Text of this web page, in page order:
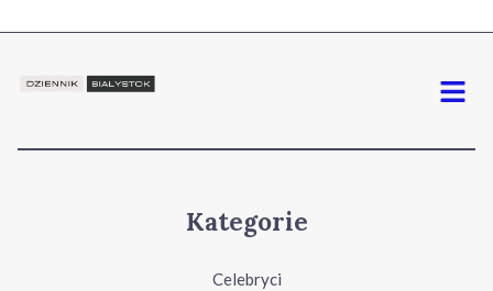
Menu
Kategorie
Celebryci